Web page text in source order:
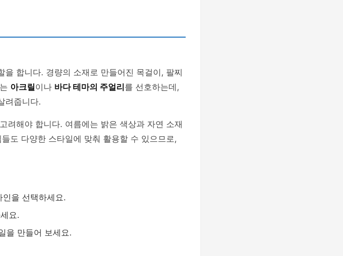
을 합니다. 경량의 소재로 만들어진 목걸이, 팔찌
아크릴이나 바다 테마의 주얼리 를 선호하는데,
려줍니다.
려해야 합니다. 여름에는 밝은 색상과 자연 소재
도 다양한 스타일에 맞춰 활용할 수 있으므로,
을 선택하세요.
요.
을 만들어 보세요.